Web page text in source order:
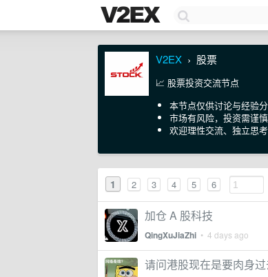
V2EX › 股票
📈 股票投资交流节点
本节点仅供讨论与经验
市场有风险，投资需谨慎
欢迎理性交流、独立思
1 2 3 4 5 6
加仓 A 股科技
QingXuJiaZhi • 4 days ago
请问港股现在是要肉身过